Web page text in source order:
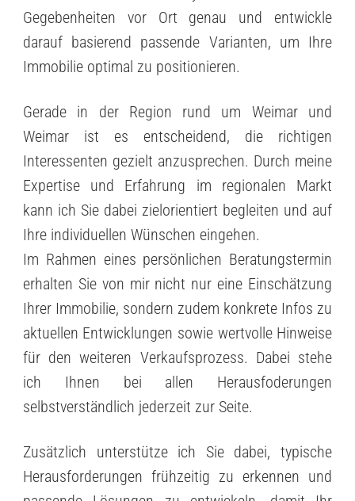
Gegebenheiten vor Ort genau und entwickle
darauf basierend passende Varianten, um Ihre
Immobilie optimal zu positionieren.
Gerade in der Region rund um Weimar und
Weimar ist es entscheidend, die richtigen
Interessenten gezielt anzusprechen. Durch meine
Expertise und Erfahrung im regionalen Markt
kann ich Sie dabei zielorientiert begleiten und auf
Ihre individuellen Wünschen eingehen.
Im Rahmen eines persönlichen Beratungstermin
erhalten Sie von mir nicht nur eine Einschätzung
Ihrer Immobilie, sondern zudem konkrete Infos zu
aktuellen Entwicklungen sowie wertvolle Hinweise
für den weiteren Verkaufsprozess. Dabei stehe
ich Ihnen bei allen Herausfoderungen
selbstverständlich jederzeit zur Seite.
Zusätzlich unterstütze ich Sie dabei, typische
Herausforderungen frühzeitig zu erkennen und